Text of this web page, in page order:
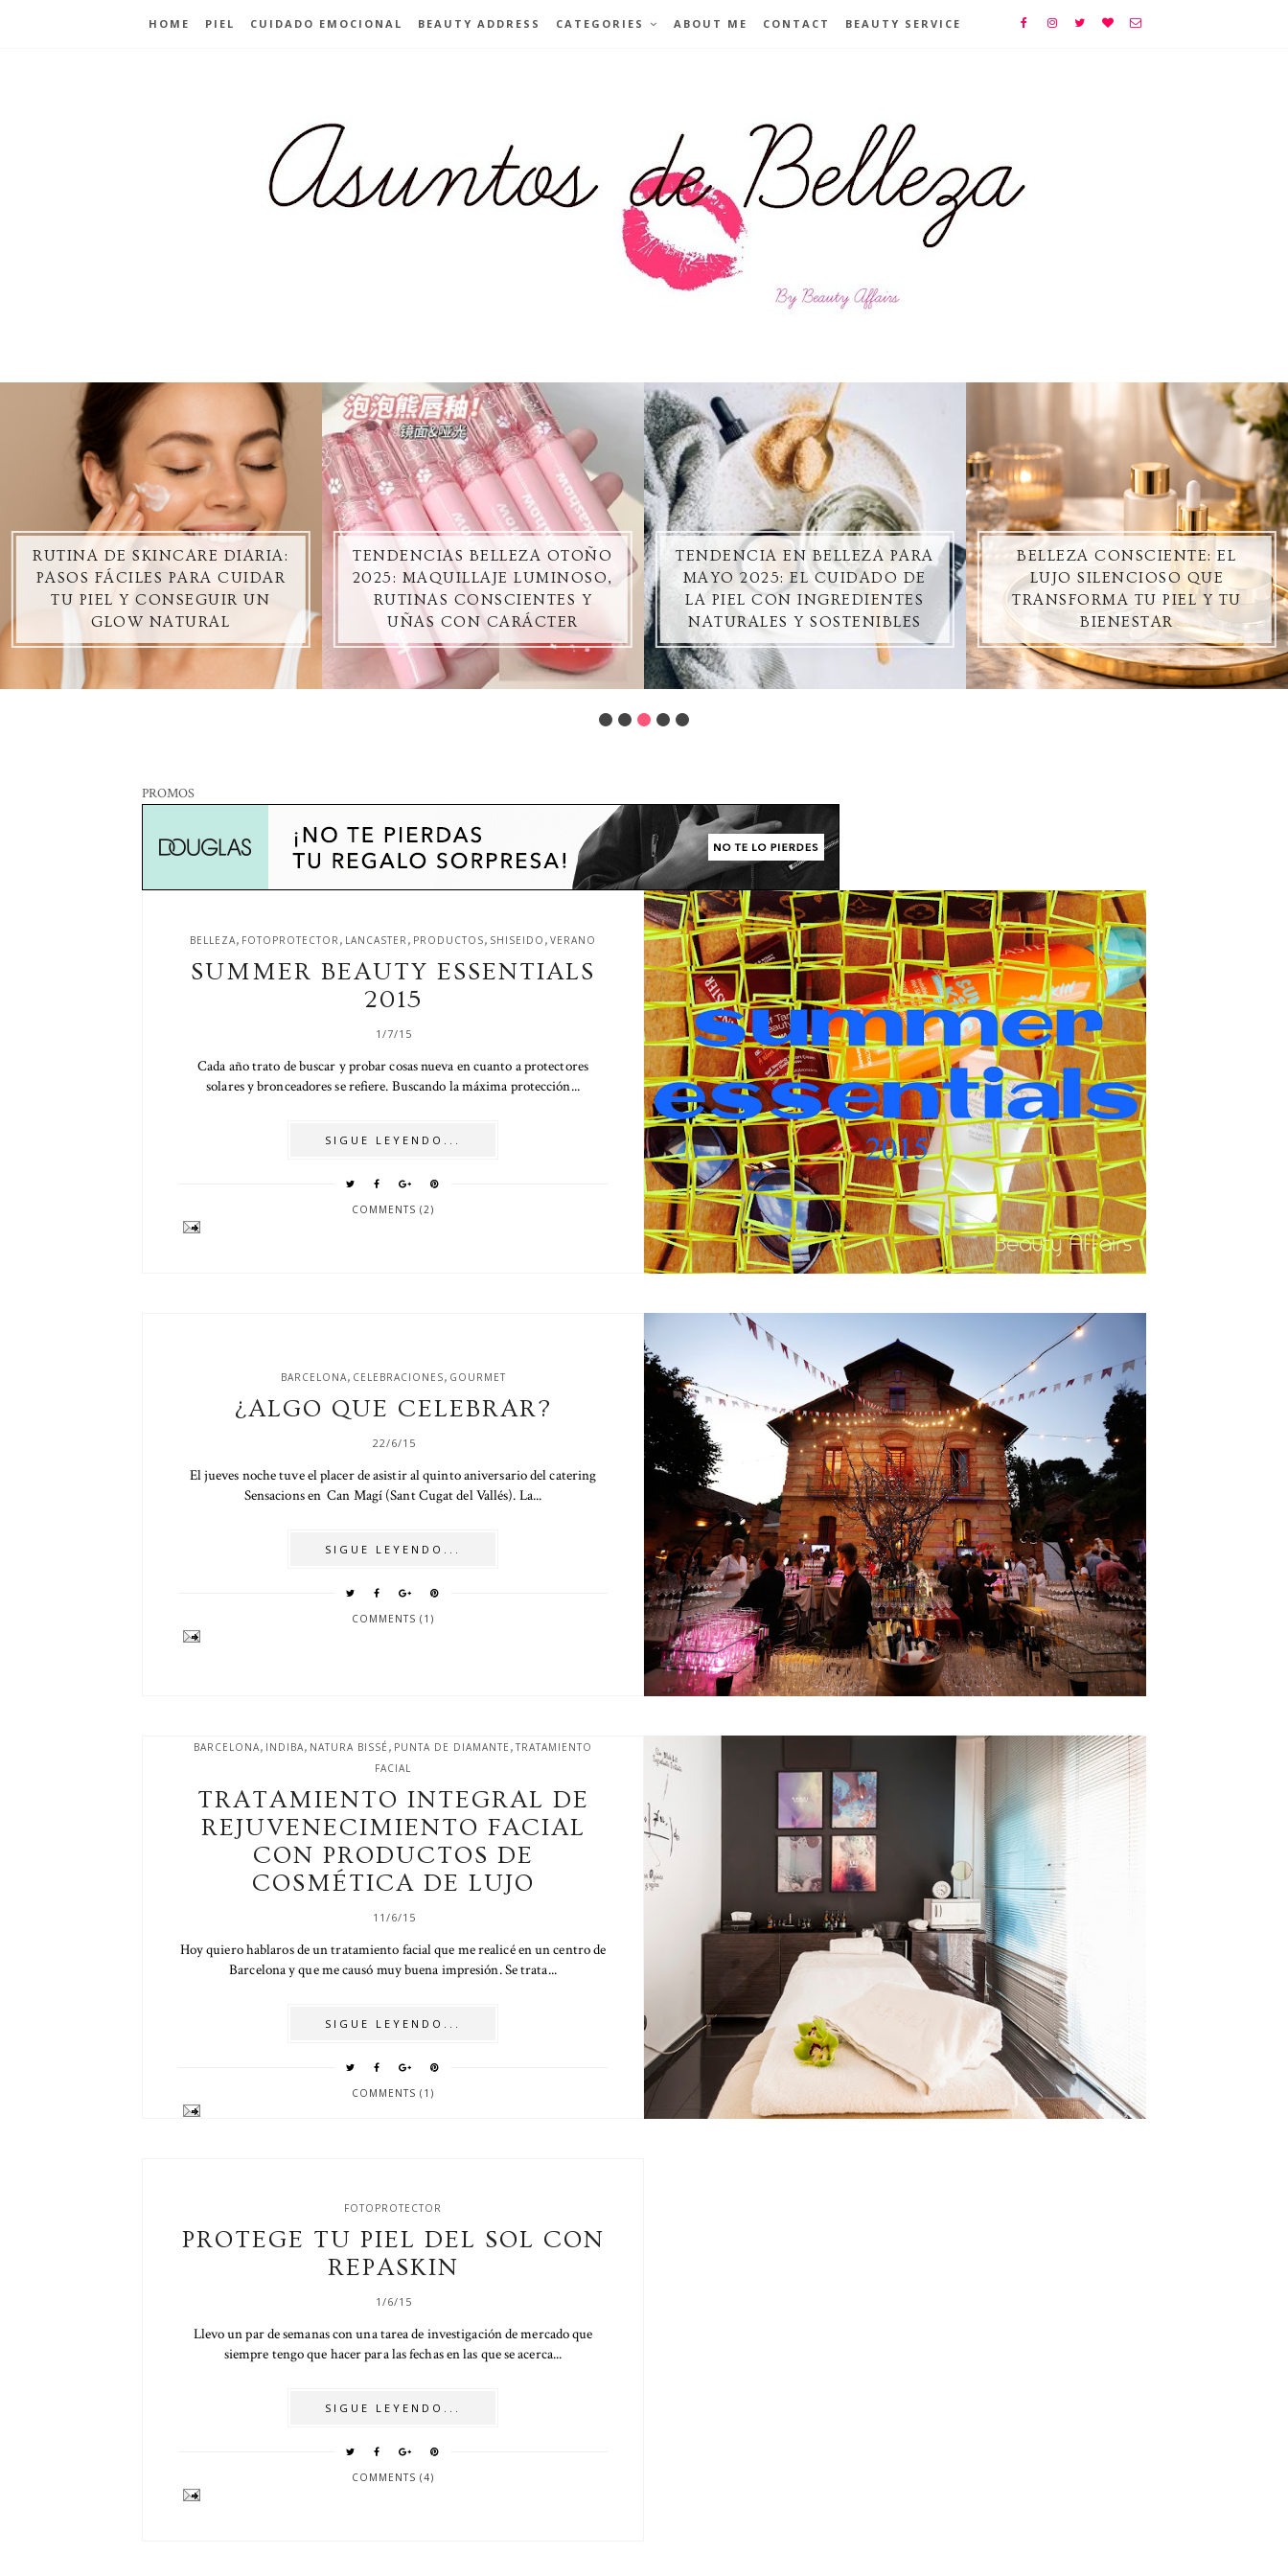
HOME PIEL CUIDADO EMOCIONAL BEAUTY ADDRESS CATEGORIES ABOUT ME CONTACT BEAUTY SERVICE
RUTINA DE SKINCARE DIARIA:
PASOS FÁCILES PARA CUIDAR
TU PIEL Y CONSEGUIR UN
GLOW NATURAL
TENDENCIAS BELLEZA OTOÑO
2025: MAQUILLAJE LUMINOSO,
RUTINAS CONSCIENTES Y
UÑAS CON CARÁCTER
TENDENCIA EN BELLEZA PARA
MAYO 2025: EL CUIDADO DE
LA PIEL CON INGREDIENTES
NATURALES Y SOSTENIBLES
BELLEZA CONSCIENTE: EL
LUJO SILENCIOSO QUE
TRANSFORMA TU PIEL Y TU
BIENESTAR
PROMOS
BELLEZA, FOTOPROTECTOR, LANCASTER, PRODUCTOS, SHISEIDO , VERANO
SUMMER BEAUTY ESSENTIALS
2015
1/7/15
Cada año trato de buscar y probar cosas nueva en cuanto a protectores
solares y bronceadores se refiere. Buscando la máxima protección...
SIGUE LEYENDO...
COMMENTS (2)
BARCELONA, CELEBRACIONES, GOURMET
¿ALGO QUE CELEBRAR?
22/6/15
El jueves noche tuve el placer de asistir al quinto aniversario del catering
Sensacions en Can Magí (Sant Cugat del Vallés). La...
SIGUE LEYENDO...
COMMENTS (1)
BARCELONA, INDIBA, NATURA BISSÉ , PUNTA DE DIAMANTE , TRATAMIENTO
FACIAL
TRATAMIENTO INTEGRAL DE
REJUVENECIMIENTO FACIAL
CON PRODUCTOS DE
COSMÉTICA DE LUJO
11/6/15
Hoy quiero hablaros de un tratamiento facial que me realicé en un centro de
Barcelona y que me causó muy buena impresión. Se trata...
SIGUE LEYENDO...
COMMENTS (1)
FOTOPROTECTOR
PROTEGE TU PIEL DEL SOL CON
REPASKIN
1/6/15
Llevo un par de semanas con una tarea de investigación de mercado que
siempre tengo que hacer para las fechas en las que se acerca...
SIGUE LEYENDO...
COMMENTS (4)